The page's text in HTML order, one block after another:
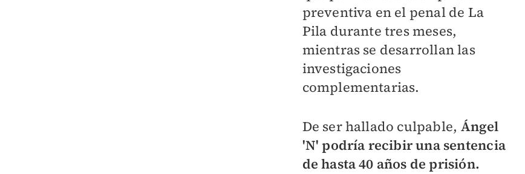
preventiva en el penal de La
Pila durante tres meses,
mientras se desarrollan las
investigaciones
complementarias.
De ser hallado culpable, Ángel
'N' podría recibir una sentencia
de hasta 40 años de prisión.